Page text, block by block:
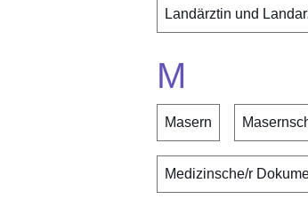
Landärztin und
M
Masern
Medizinsche/r